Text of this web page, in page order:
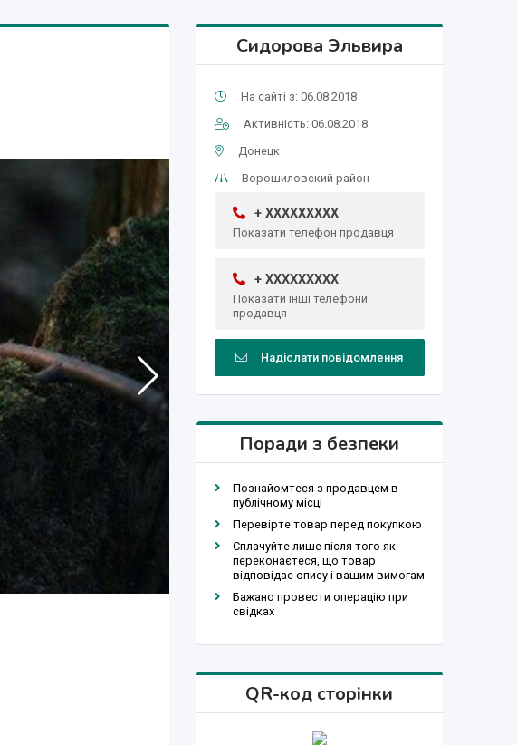
Сидорова Эльвира
На сайті з: 06.08.2018
Активність: 06.08.2018
Донецк
Ворошиловский район
+ XXXXXXXXX
Показати телефон продавця
+ XXXXXXXXX
Показати інші телефони
продавця
Надіслати повідомлення
Поради з безпеки
Познайомтеся з продавцем в
публічному місці
Перевірте товар перед покупкою
Сплачуйте лише після того як
переконаєтеся, що товар
відповідає опису і вашим вимогам
Бажано провести операцію при
свідках
QR-код сторінки